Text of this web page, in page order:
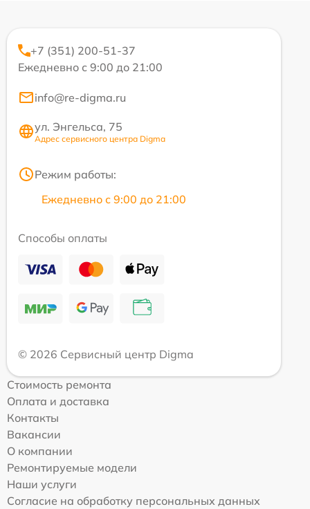
+7 (351) 200-51-37
Ежедневно с 9:00 до 21:00
info@re-digma.ru
ул. Энгельса, 75
Адрес сервисного центра Digma
Режим работы:
Ежедневно с 9:00 до 21:00
Способы оплаты
© 2026 Сервисный центр Digma
Стоимость ремонта
Оплата и доставка
Контакты
Вакансии
О компании
Ремонтируемые модели
Наши услуги
Согласие на обработку персональных данных